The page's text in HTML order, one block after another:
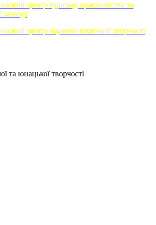
центр туризму, краєзнавства та
молоді
центр науково-технічної творчості
та юнацької творчості